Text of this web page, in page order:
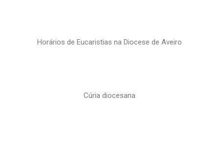
Horários de Eucaristias na Diocese de Aveiro
Cúria diocesana